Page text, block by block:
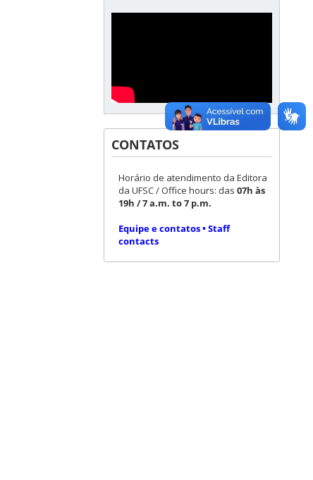
CONTATOS
Horário de atendimento da Editora
da UFSC / Office hours: das 07h às
19h / 7 a.m. to 7 p.m.
Equipe e contatos • Staff
contacts